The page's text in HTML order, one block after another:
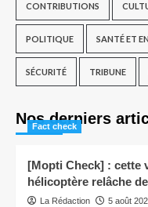
CONTRIBUTIONS
POLITIQUE SANTÉ ET
SÉCURITÉ TRIBUNE
Nos derniers
Fact check
[Mopti Check] : cette
hélicoptère relâche
La Rédaction 5 août